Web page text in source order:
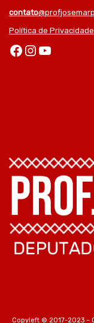
contato
Política de Privacidade
Facebook Instagram Youtube
Copyleft © 2017-2023 –